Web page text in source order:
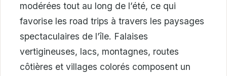
modérées tout au long de l’été, ce qui
favorise les road trips à travers les paysages
spectaculaires de l’île. Falaises
vertigineuses, lacs, montagnes, routes
côtières et villages colorés composent un